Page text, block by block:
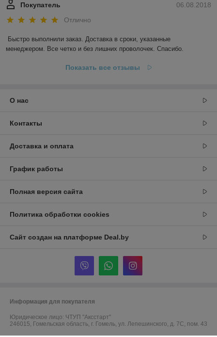
06.08.2018
Покупатель
Отлично
Быстро выполнили заказ. Доставка в сроки, указанные
менеджером. Все четко и без лишних проволочек. Спасибо.
Показать все отзывы
О нас
Контакты
Доставка и оплата
График работы
Полная версия сайта
Политика обработки cookies
Сайт создан на платформе Deal.by
Информация для покупателя
Юридическое лицо: ЧТУП "Аксстарт"
246015, Гомельская область, г. Гомель, ул. Лепешинского, д. 7С, пом. 43